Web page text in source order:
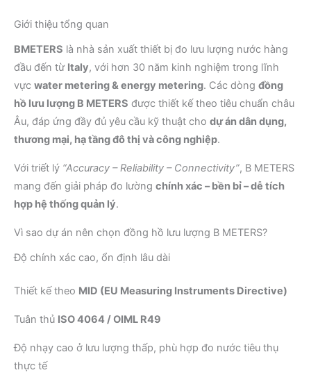
Giới thiệu tổng quan
BMETERS là nhà sản xuất thiết bị đo lưu lượng nước hàng
đầu đến từ Italy, với hơn 30 năm kinh nghiệm trong lĩnh
vực water metering & energy metering. Các dòng đồng
hồ lưu lượng B METERS được thiết kế theo tiêu chuẩn châu
Âu, đáp ứng đầy đủ yêu cầu kỹ thuật cho dự án dân dụng,
thương mại, hạ tầng đô thị và công nghiệp.
Với triết lý “Accuracy – Reliability – Connectivity”, B METERS
mang đến giải pháp đo lường chính xác – bền bỉ – dễ tích
hợp hệ thống quản lý.
Vì sao dự án nên chọn đồng hồ lưu lượng B METERS?
Độ chính xác cao, ổn định lâu dài
Thiết kế theo MID (EU Measuring Instruments Directive)
Tuân thủ ISO 4064 / OIML R49
Độ nhạy cao ở lưu lượng thấp, phù hợp đo nước tiêu thụ
thực tế